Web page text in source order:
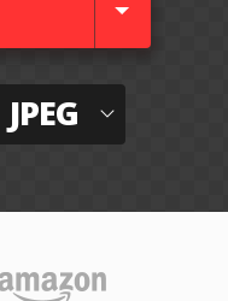
JPEG